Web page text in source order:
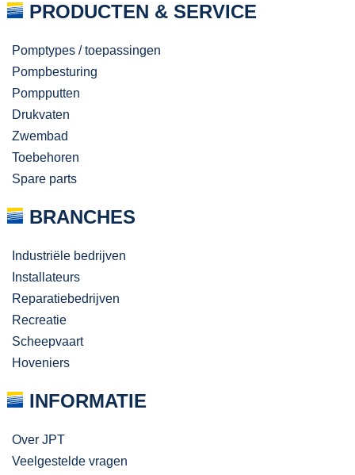
PRODUCTEN & SERVICE
Pomptypes / toepassingen
Pompbesturing
Pompputten
Drukvaten
Zwembad
Toebehoren
Spare parts
BRANCHES
Industriële bedrijven
Installateurs
Reparatiebedrijven
Recreatie
Scheepvaart
Hoveniers
INFORMATIE
Over JPT
Veelgestelde vragen